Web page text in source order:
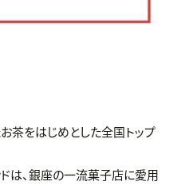
茶をはじめとした全国トップ
は、銀座の一流菓子店に愛用